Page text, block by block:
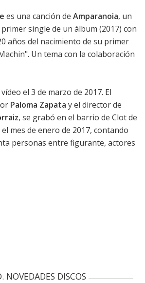
es una canción de Amparanoia, un
single de un álbum (2017) con
años del nacimiento de su primer
Un tema con la colaboración
el 3 de marzo de 2017. El
Paloma Zapata y el director de
, se grabó en el barrio de Clot de
mes de enero de 2017, contando
personas entre figurante, actores
NOVEDADES DISCOS